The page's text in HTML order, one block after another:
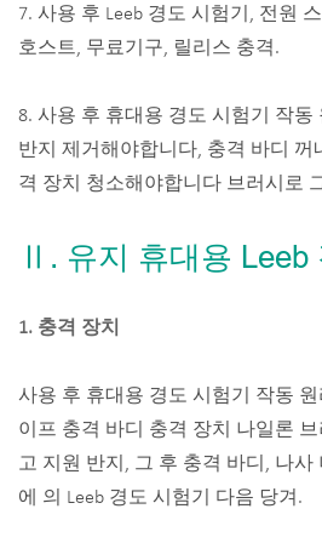
7. 사용 후 Leeb 경도 시험기, 전원
호스트, 무료기구, 릴리스 충격.
8. 사용 후 휴대용 경도 시험기 작동
반지 제거해야합니다, 충격 바디 꺼
격 장치 청소해야합니다 브러시로
Ⅱ. 유지 휴대용 Leeb
1. 충격 장치
사용 후 휴대용 경도 시험기 작동 원
이프 충격 바디 충격 장치 나일론
고 지원 반지, 그 후 충격 바디, 나사
에 의 Leeb 경도 시험기 다음 당겨.